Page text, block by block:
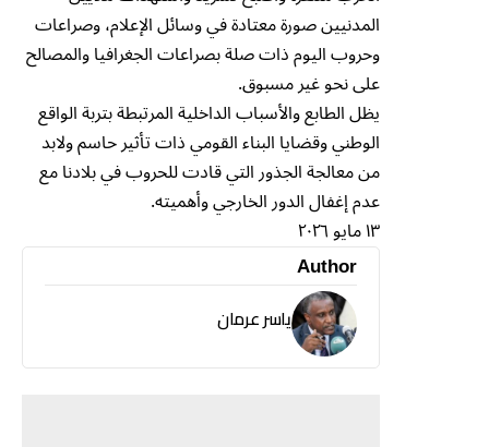
المدنيين صورة معتادة في وسائل الإعلام، وصراعات
وحروب اليوم ذات صلة بصراعات الجغرافيا والمصالح
على نحو غير مسبوق.
يظل الطابع والأسباب الداخلية المرتبطة بتربة الواقع
الوطني وقضايا البناء القومي ذات تأثير حاسم ولابد
من معالجة الجذور التي قادت للحروب في بلادنا مع
عدم إغفال الدور الخارجي وأهميته.
١٣ مايو ٢٠٢٦
Author
ياسر عرمان